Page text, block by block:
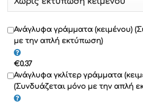
Γραμματοσειρά 10
Γραμματοσειρά 11
Γραμματοσειρά 12
Γραμματοσειρά 13
Γραμματοσειρά 14
Ανάγλυφα γράμματα (κειμένου)
με την απλή εκτύπωση)
€0.37
Ανάγλυφα γκλίτερ γράμματα
(Συνδυάζεται μόνο με την απλή